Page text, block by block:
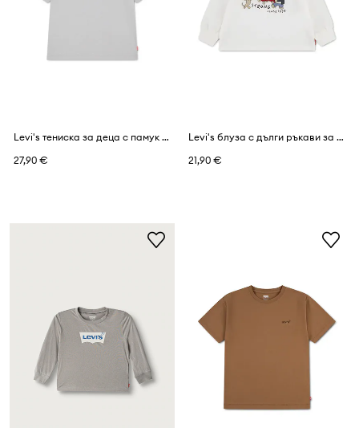
Levi's тениска за деца с памук PIXELATED BEAR TEE
27,90 €
Levi's блуза с дълги ръкави за бебе с памук GRAPHIC TEE
21,90 €